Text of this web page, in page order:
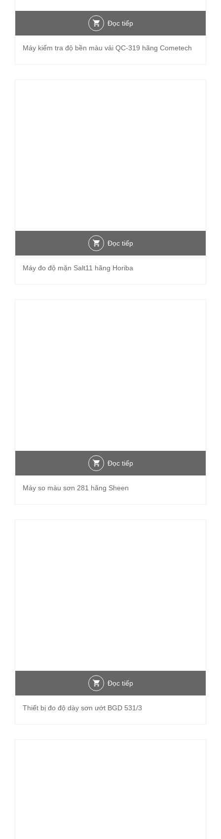
Đọc tiếp
Máy kiểm tra độ bền màu vải QC-319 hãng Cometech
Đọc tiếp
Máy đo độ mặn Salt11 hãng Horiba
Đọc tiếp
Máy so màu sơn 281 hãng Sheen
Đọc tiếp
Thiết bị đo độ dày sơn ướt BGD 531/3